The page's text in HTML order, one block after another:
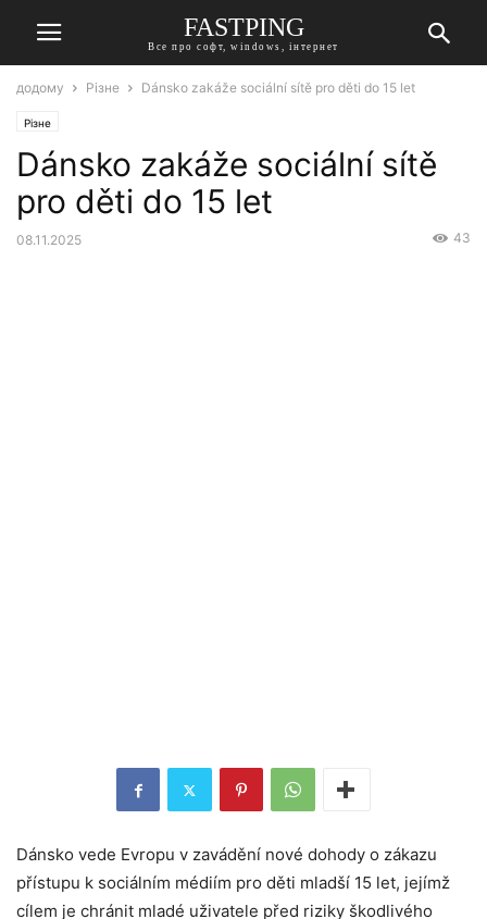
FASTPING
Все про софт, windows, інтернет
додому Різне Dánsko zakáže sociální sítě pro děti do 15 let
Різне
Dánsko zakáže sociální sítě
pro děti do 15 let
08.11.2025 43
Dánsko vede Evropu v zavádění nové dohody o zákazu
přístupu k sociálním médiím pro děti mladší 15 let, jejímž
cílem je chránit mladé uživatele před riziky škodlivého